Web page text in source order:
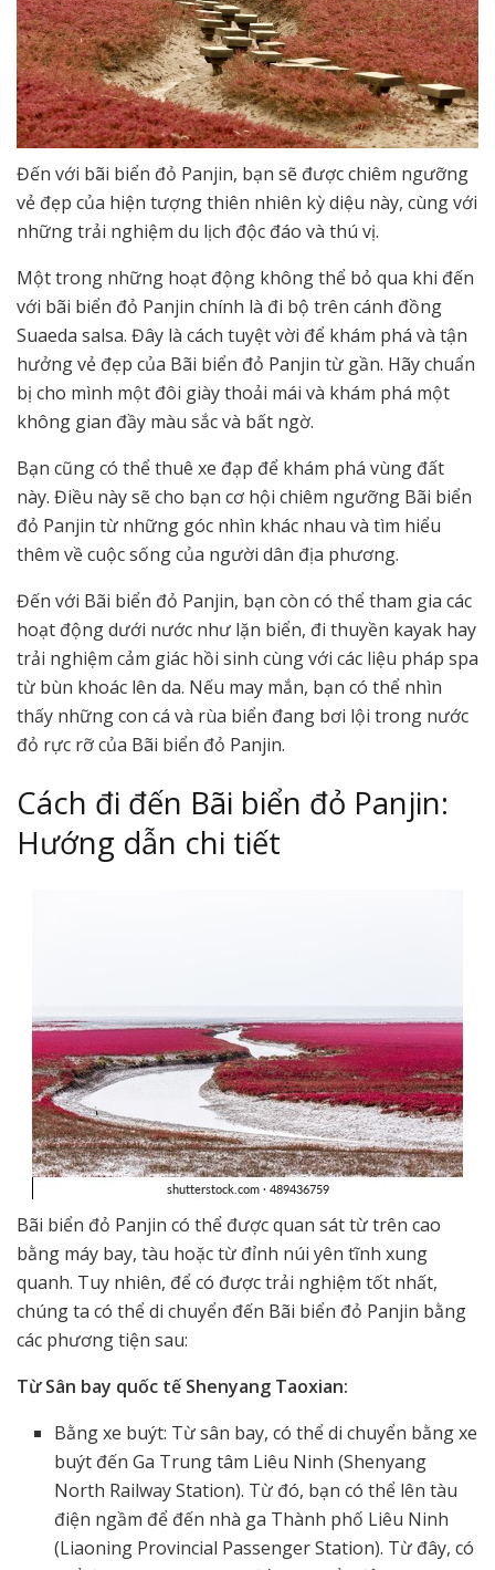
Đến với bãi biển đỏ Panjin, bạn sẽ được chiêm ngưỡng
vẻ đẹp của hiện tượng thiên nhiên kỳ diệu này, cùng với
những trải nghiệm du lịch độc đáo và thú vị.
Một trong những hoạt động không thể bỏ qua khi đến
với bãi biển đỏ Panjin chính là đi bộ trên cánh đồng
Suaeda salsa. Đây là cách tuyệt vời để khám phá và tận
hưởng vẻ đẹp của Bãi biển đỏ Panjin từ gần. Hãy chuẩn
bị cho mình một đôi giày thoải mái và khám phá một
không gian đầy màu sắc và bất ngờ.
Bạn cũng có thể thuê xe đạp để khám phá vùng đất
này. Điều này sẽ cho bạn cơ hội chiêm ngưỡng Bãi biển
đỏ Panjin từ những góc nhìn khác nhau và tìm hiểu
thêm về cuộc sống của người dân địa phương.
Đến với Bãi biển đỏ Panjin, bạn còn có thể tham gia các
hoạt động dưới nước như lặn biển, đi thuyền kayak hay
trải nghiệm cảm giác hồi sinh cùng với các liệu pháp spa
từ bùn khoác lên da. Nếu may mắn, bạn có thể nhìn
thấy những con cá và rùa biển đang bơi lội trong nước
đỏ rực rỡ của Bãi biển đỏ Panjin.
Cách đi đến Bãi biển đỏ Panjin:
Hướng dẫn chi tiết
Bãi biển đỏ Panjin có thể được quan sát từ trên cao
bằng máy bay, tàu hoặc từ đỉnh núi yên tĩnh xung
quanh. Tuy nhiên, để có được trải nghiệm tốt nhất,
chúng ta có thể di chuyển đến Bãi biển đỏ Panjin bằng
các phương tiện sau:
Từ Sân bay quốc tế Shenyang Taoxian:
Bằng xe buýt: Từ sân bay, có thể di chuyển bằng xe
buýt đến Ga Trung tâm Liêu Ninh (Shenyang
North Railway Station). Từ đó, bạn có thể lên tàu
điện ngầm để đến nhà ga Thành phố Liêu Ninh
(Liaoning Provincial Passenger Station). Từ đây, có